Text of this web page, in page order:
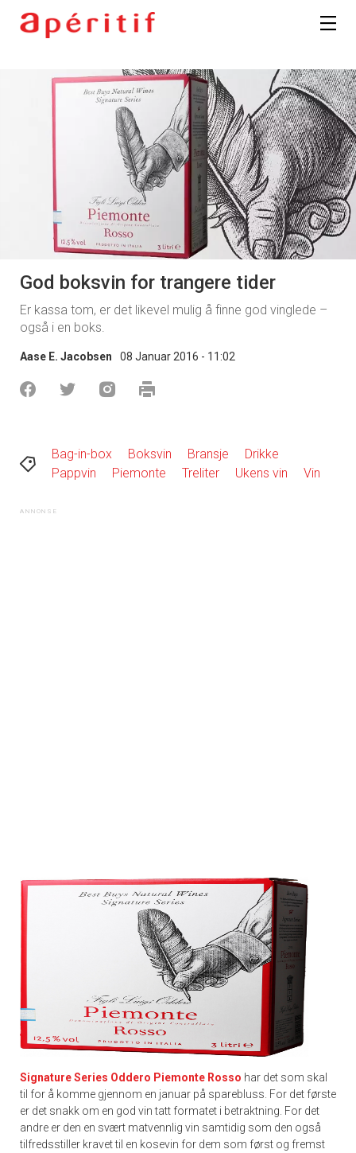
God boksvin for trangere tider
Er kassa tom, er det likevel mulig å finne god vinglede –
også i en boks.
Aase E. Jacobsen 08 Januar 2016 - 11:02
Bag-in-box Boksvin Bransje
Drikke
Pappvin
Piemonte Treliter Ukens vin Vin
Signature Series Oddero Piemonte Rosso har det som skal
til for å komme gjennom en januar på sparebluss. For det første
er det snakk om en god vin tatt formatet i betraktning. For det
andre er den en svært matvennlig vin samtidig som den også
tilfredsstiller kravet til en kosevin for dem som først og fremst